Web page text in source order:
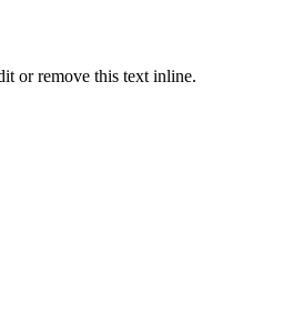
or remove this text inline.